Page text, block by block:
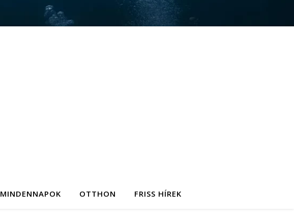
MINDENNAPOK OTTHON FRISS HÍREK